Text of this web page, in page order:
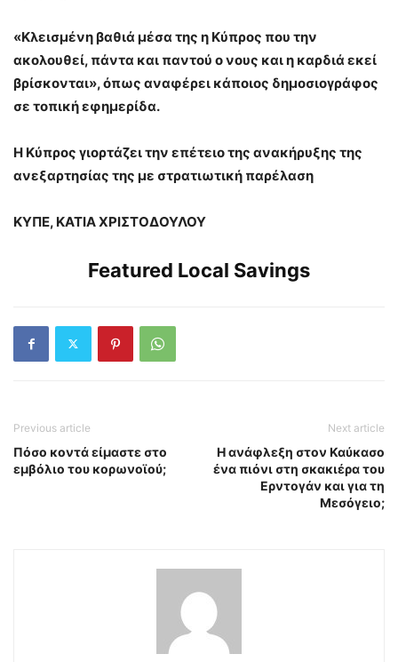
«Κλεισμένη βαθιά μέσα της η Κύπρος που την
ακολουθεί, πάντα και παντού ο νους και η καρδιά εκεί
βρίσκονται», όπως αναφέρει κάποιος δημοσιογράφος
σε τοπική εφημερίδα.
Η Κύπρος γιορτάζει την επέτειο της ανακήρυξης της
ανεξαρτησίας της με στρατιωτική παρέλαση
ΚΥΠΕ, ΚΑΤΙΑ ΧΡΙΣΤΟΔΟΥΛΟΥ
Featured Local Savings
Previous article
Πόσο κοντά είμαστε στο
εμβόλιο του κορωνοϊού;
Next article
Η ανάφλεξη στον Καύκασο
ένα πιόνι στη σκακιέρα του
Ερντογάν και για τη
Μεσόγειο;